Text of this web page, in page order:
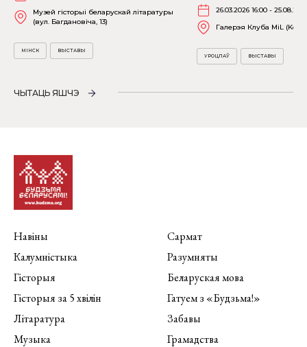
Музей гісторыі беларускай літаратуры
(вул. Багдановіча, 13)
МІНСК ВЫСТАВЫ
26.03.2026 16:00 -
Галерэя Клуба MiL
УРОЦЛАЎ ВЫСТАВЫ
ЧЫТАЦЬ ЯШЧЭ
Навіны
Калумністыка
Гісторыя
Гісторыя за 5 хвілін
Літаратура
Музыка
Сармат
Разумняты
Беларуская мова
Гатуем з «Будзьма!»
Забавы
Грамадства